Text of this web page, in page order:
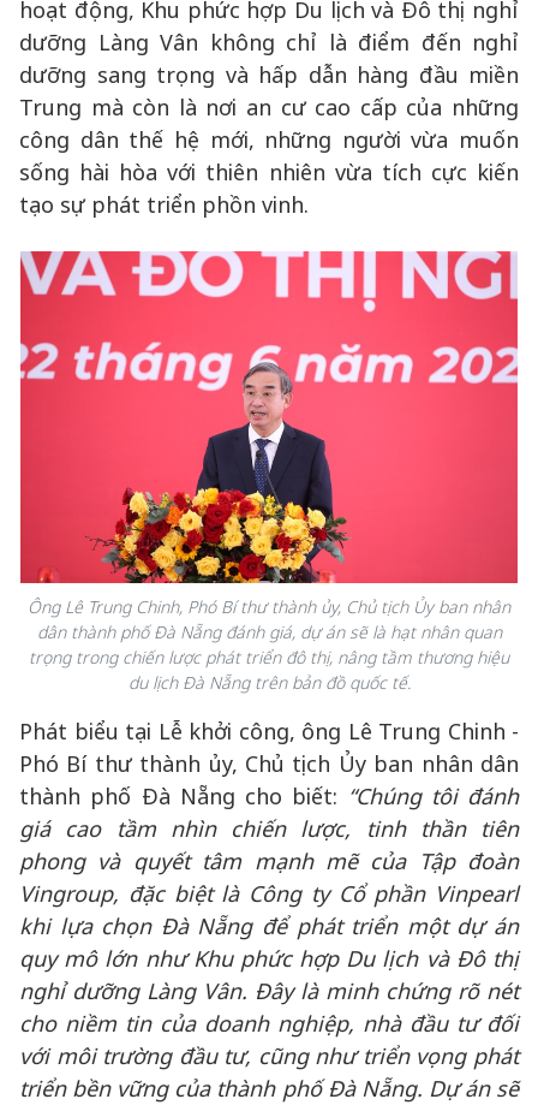
hoạt động, Khu phức hợp Du lịch và Đô thị nghỉ
dưỡng Làng Vân không chỉ là điểm đến nghỉ
dưỡng sang trọng và hấp dẫn hàng đầu miền
Trung mà còn là nơi an cư cao cấp của những
công dân thế hệ mới, những người vừa muốn
sống hài hòa với thiên nhiên vừa tích cực kiến
tạo sự phát triển phồn vinh.
Ông Lê Trung Chinh, PhóBí thư thành ủy, Chủ tịch Ủy ban nhân
dân thành phố Đà Nẵng đánh giá, dự án sẽ là hạt nhân quan
trọng trong chiến lược phát triển đô thị, nângtầm thương hiệu
du lịch Đà Nẵng trên bản đồ quốc tế.
Phát biểu tại Lễ khởi công, ông Lê Trung Chinh -
Phó Bí thư thành ủy, Chủ tịch Ủy ban nhân dân
thành phố Đà Nẵng cho biết: “Chúng tôi đánh
giá cao tầm nhìn chiến lược, tinh thần tiên
phong và quyết tâm mạnh mẽ của Tập đoàn
Vingroup, đặc biệt là Công ty Cổ phần Vinpearl
khi lựa chọn Đà Nẵng để phát triển một dự án
quy mô lớn như Khu phức hợp Du lịch và Đô thị
nghỉ dưỡng Làng Vân. Đây là minh chứng rõ nét
cho niềm tin của doanh nghiệp, nhà đầu tư đối
với môi trường đầu tư, cũng như triển vọng phát
triển bền vững của thành phố Đà Nẵng. Dự án sẽ